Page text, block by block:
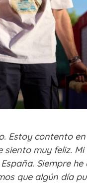
Estoy contento
muy feliz.
Siempre
que algún día